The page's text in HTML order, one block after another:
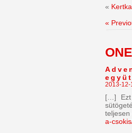
«
«
2013-12-
[…] Ezt
a-